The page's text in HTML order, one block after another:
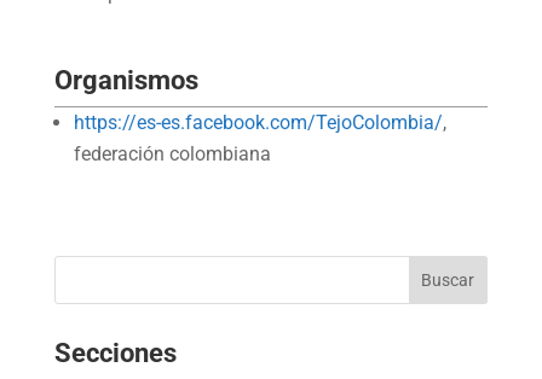
Organismos
https://es-es.facebook.com/TejoColombia/,
federación colombiana
Secciones